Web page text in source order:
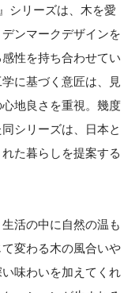
シリーズは、木を愛
ンマークデザインを
性を持ち合わせてい
に基づく意匠は、見
地良さを重視。幾度
シリーズは、日本と
た暮らしを提案する
活の中に自然の温も
変わる木の風合いや
味わいを加えてくれ